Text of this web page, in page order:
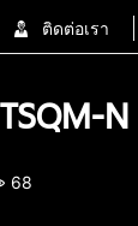
ติดต่อเรา
68